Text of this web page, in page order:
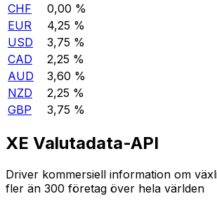
CHF
0,00 %
EUR
4,25 %
USD
3,75 %
CAD
2,25 %
AUD
3,60 %
NZD
2,25 %
GBP
3,75 %
XE Valutadata-API
Driver kommersiell information om
fler än 300 företag över hela världen